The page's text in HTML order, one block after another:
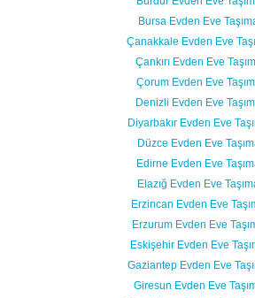
Bursa Evden Eve
Çanakkale Evden Eve
Çankırı Evden Eve
Çorum Evden Eve
Denizli Evden Eve
Diyarbakır Evden Eve
Düzce Evden Eve
Edirne Evden Eve
Elazığ Evden Eve
Erzincan Evden Eve
Erzurum Evden Eve
Eskişehir Evden Eve
Gaziantep Evden Eve
Giresun Evden Eve